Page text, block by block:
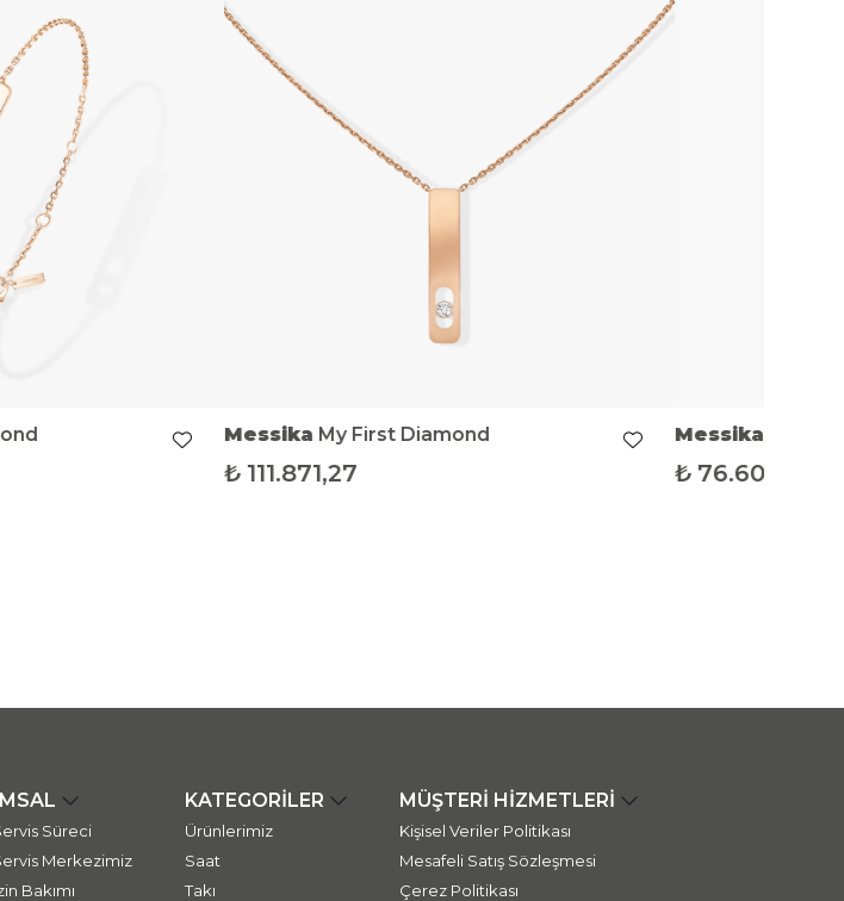
Messika My First Diamond
₺ 111.871,27
Messika
₺ 76.601,51
Süreci
Merkezimiz
Bakımı
KATEGORİLER
Ürünlerimiz
Saat
Takı
MÜŞTERİ HİZMETLERİ
Kişisel Veriler Politikası
Mesafeli Satış Sözleşmesi
Çerez Politikası